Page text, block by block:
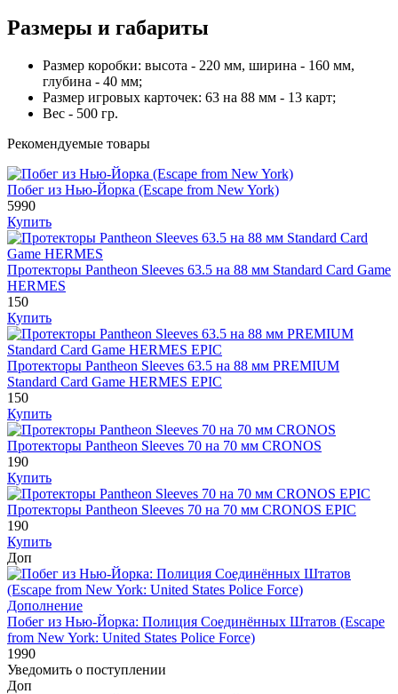
Размеры и габариты
Размер коробки: высота - 220 мм, ширина - 160 мм,
глубина - 40 мм;
Размер игровых карточек: 63 на 88 мм - 13 карт;
Вес - 500 гр.
Рекомендуемые товары
Побег из Нью-Йорка (Escape from New York)
5990
Купить
Протекторы Pantheon Sleeves 63.5 на 88 мм Standard Card Game
HERMES
150
Купить
Протекторы Pantheon Sleeves 63.5 на 88 мм PREMIUM
Standard Card Game HERMES EPIC
150
Купить
Протекторы Pantheon Sleeves 70 на 70 мм CRONOS
190
Купить
Протекторы Pantheon Sleeves 70 на 70 мм CRONOS EPIC
190
Купить
Доп
Дополнение
Побег из Нью-Йорка: Полиция Соединённых Штатов (Escape
from New York: United States Police Force)
1990
Уведомить о поступлении
Доп